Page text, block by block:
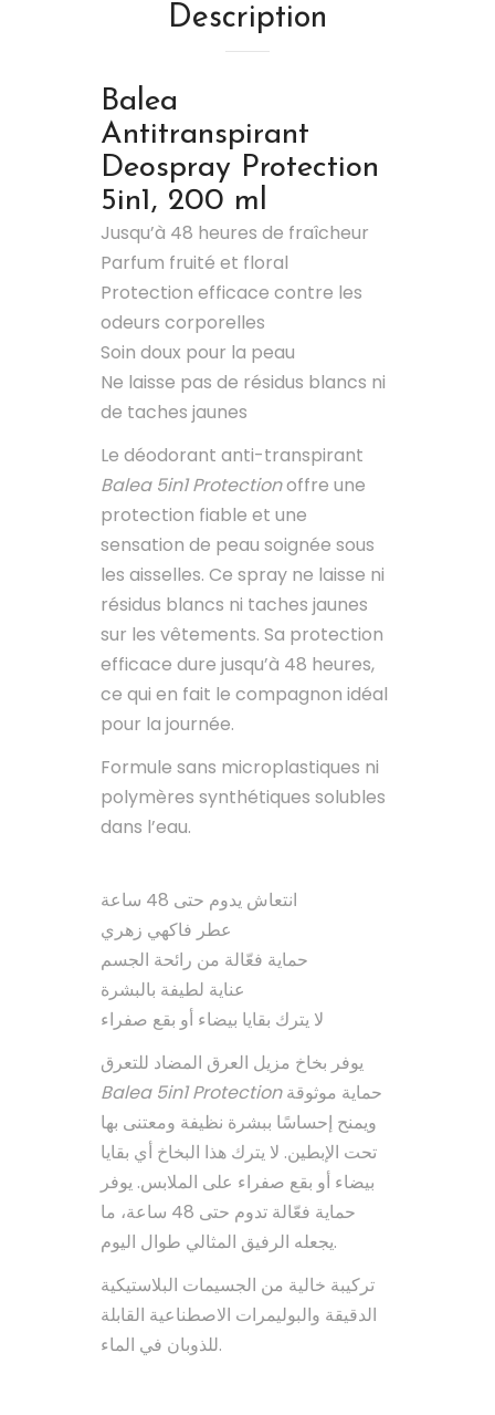
Description
Balea
Antitranspirant
Deospray Protection
5in1, 200 ml
Jusqu’à 48 heures de fraîcheur
Parfum fruité et floral
Protection efficace contre les
odeurs corporelles
Soin doux pour la peau
Ne laisse pas de résidus blancs ni
de taches jaunes
Le déodorant anti-transpirant
Balea 5in1 Protectionoffre une
protection fiable et une
sensation de peau soignée sous
les aisselles. Ce spray ne laisse ni
résidus blancs ni taches jaunes
sur les vêtements. Sa protection
efficace dure jusqu’à 48 heures,
ce qui en fait le compagnon idéal
pour la journée.
Formule sans microplastiques ni
polymères synthétiques solubles
dans l’eau.
انتعاش يدوم حتى 48 ساعة
عطر فاكهي زهري
حماية فعّالة من رائحة الجسم
عناية لطيفة بالبشرة
لا يترك بقايا بيضاء أو بقع صفراء
يوفر بخاخ مزيل العرق المضاد للتعرق
Balea 5in1 Protectionحماية موثوقة
ويمنح إحساسًا ببشرة نظيفة ومعتنى بها
تحت الإبطين. لا يترك هذا البخاخ أي بقايا
بيضاء أو بقع صفراء على الملابس. يوفر
حماية فعّالة تدوم حتى 48 ساعة، ما
يجعله الرفيق المثالي طوال اليوم.
تركيبة خالية من الجسيمات البلاستيكية
الدقيقة والبوليمرات الاصطناعية القابلة
للذوبان في الماء.